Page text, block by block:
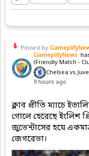
Pinned by
GameplifyNews
(Friendly Match -
Chelsea vs
9 hours ago
ক্লাব প্রীতি ম্যাচে
গোলে হেরেছে ইংলিশ
জুভেন্টাসের হয়ে
জেগরেভা।